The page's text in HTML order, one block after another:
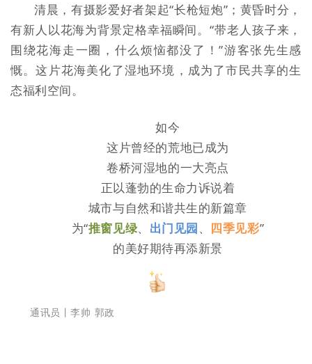
清晨，有摄影爱好者架起“长枪短炮”；黄昏时分，
有新人以花海为背景定格幸福瞬间。“带老人孩子来，
围绕花海走一圈，什么烦恼都没了！”游客张先生感
慨。这片花海美化了湿地环境，成为了市民共享的生
态福利空间。
如今
这片曾经的荒地已成为
卷桥河湿地的一大亮点
正以蓬勃的生命力诉说着
城市与自然和谐共生的新篇章
为“推窗见绿、 出门见园、 四季见彩”
的美好期待再添新景
通讯员 丨李帅 郭政